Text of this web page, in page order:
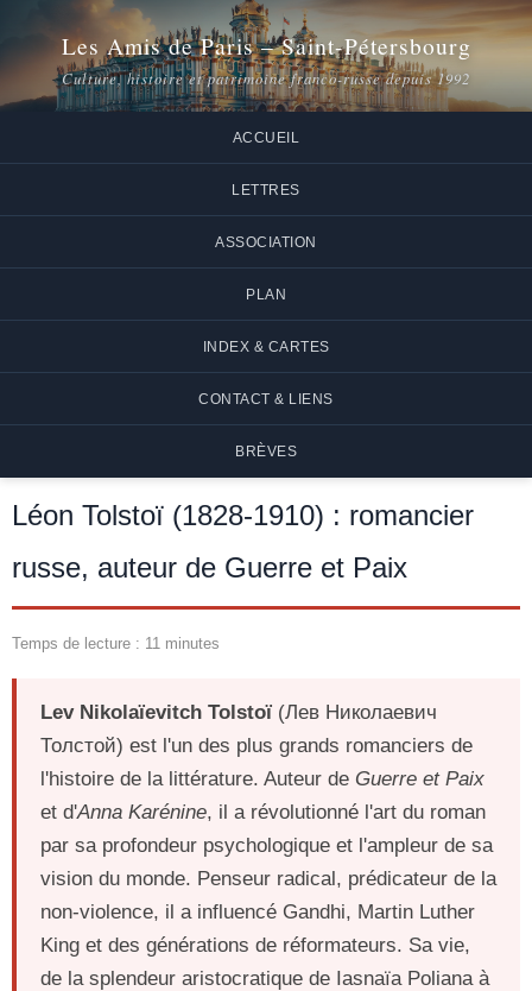
Les Amis de Paris – Saint-Pétersbourg
Culture, histoire et patrimoine franco-russe depuis 1992
ACCUEIL
LETTRES
ASSOCIATION
PLAN
INDEX & CARTES
CONTACT & LIENS
BRÈVES
Léon Tolstoï (1828-1910) : romancier
russe, auteur de Guerre et Paix
Temps de lecture : 11 minutes
Lev Nikolaïevitch Tolstoï (Лев Николаевич
Толстой) est l'un des plus grands romanciers de
l'histoire de la littérature. Auteur de Guerre et Paix
et d'Anna Karénine, il a révolutionné l'art du roman
par sa profondeur psychologique et l'ampleur de sa
vision du monde. Penseur radical, prédicateur de la
non-violence, il a influencé Gandhi, Martin Luther
King et des générations de réformateurs. Sa vie,
de la splendeur aristocratique de Iasnaïa Poliana à